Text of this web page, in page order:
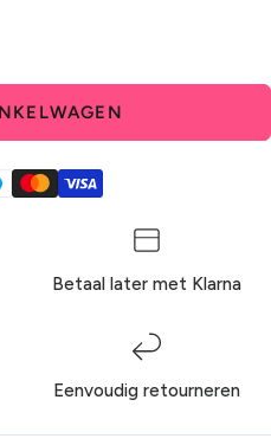
Betaal later met Klarna
Eenvoudig retourneren